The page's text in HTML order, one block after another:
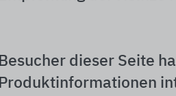
Besucher dieser Seite
Produktinformationen